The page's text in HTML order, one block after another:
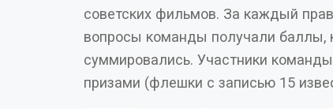
советских фильмов. За каждый правильный ответ на задаваемые
вопросы команды получали баллы,
суммировались. Участники
призами (флешки с